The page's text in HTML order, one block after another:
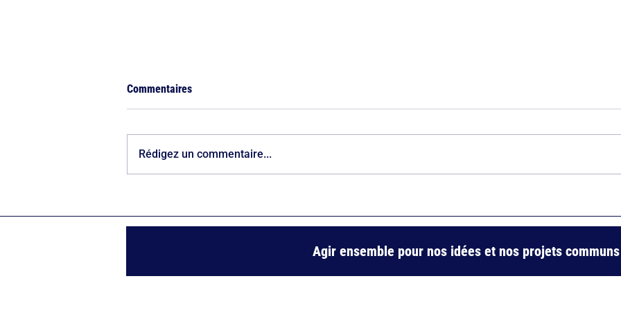
victoire du bon sens
Commentaires
Rédigez un commentaire...
Agir ensemble pour nos idées et nos projets communs